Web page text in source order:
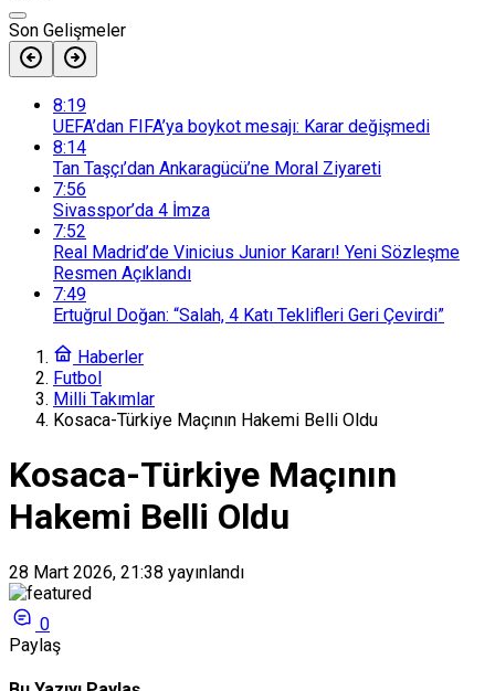
Son Gelişmeler
8:19
UEFA’dan FIFA’ya boykot mesajı: Karar değişmedi
8:14
Tan Taşçı’dan Ankaragücü’ne Moral Ziyareti
7:56
Sivasspor’da 4 İmza
7:52
Real Madrid’de Vinicius Junior Kararı! Yeni Sözleşme
Resmen Açıklandı
7:49
Ertuğrul Doğan: “Salah, 4 Katı Teklifleri Geri Çevirdi”
Haberler
Futbol
Milli Takımlar
Kosaca-Türkiye Maçının Hakemi Belli Oldu
Kosaca-Türkiye Maçının
Hakemi Belli Oldu
28 Mart 2026, 21:38 yayınlandı
0
Paylaş